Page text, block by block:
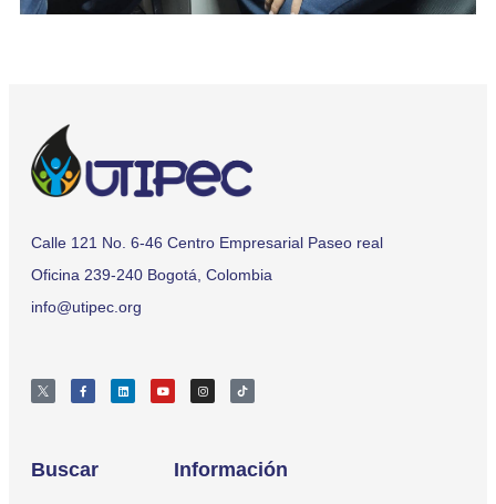
Calle 121 No. 6-46 Centro Empresarial Paseo real
Oficina 239-240 Bogotá, Colombia
info@utipec.org
Buscar Información